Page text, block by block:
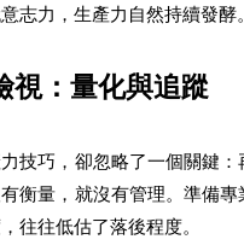
志力，生產力自然持續發酵。
視：量化與追蹤
技巧，卻忽略了一個關鍵：
衡量，就沒有管理。準備專
往往低估了落後程度。